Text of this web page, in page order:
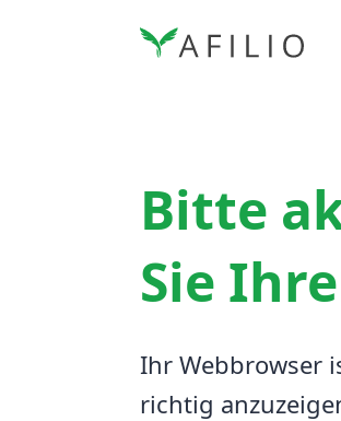
Bitte
Sie
Ihr Webbrowser
richtig